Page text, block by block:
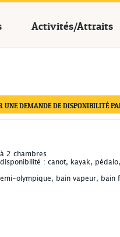
Activités/Attraits
UNE DEMANDE DE DISPONIBILITÉ
2 chambres
: canot, kayak,
olympique, bain vapeur, bain